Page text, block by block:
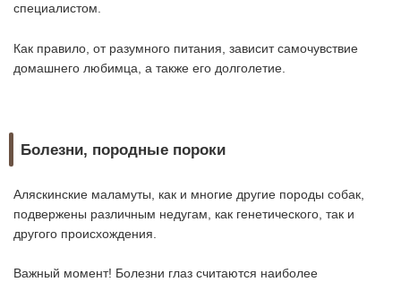
специалистом.
Как правило, от разумного питания, зависит самочувствие
домашнего любимца, а также его долголетие.
Болезни, породные пороки
Аляскинские маламуты, как и многие другие породы собак,
подвержены различным недугам, как генетического, так и
другого происхождения.
Важный момент! Болезни глаз считаются наиболее